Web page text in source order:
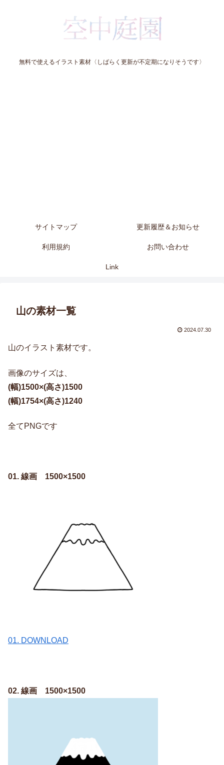
無料で使えるイラスト素材〈しばらく更新が不定期になりそうです〉
サイトマップ 更新履歴＆お知らせ
利用規約 お問い合わせ
Link
山の素材一覧
2024.07.30
山のイラスト素材です。
画像のサイズは、
(幅)1500×(高さ)1500
(幅)1754×(高さ)1240
全てPNGです
01. 線画 1500×1500
01. DOWNLOAD
02. 線画 1500×1500